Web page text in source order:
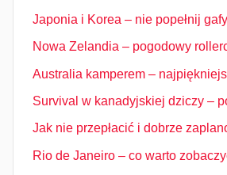
Japonia i Korea – nie popełnij
Nowa Zelandia – pogodowy
Australia kamperem –
Survival w kanadyjskiej dziczy –
Jak nie przepłacić i dobrze
Rio de Janeiro – co warto